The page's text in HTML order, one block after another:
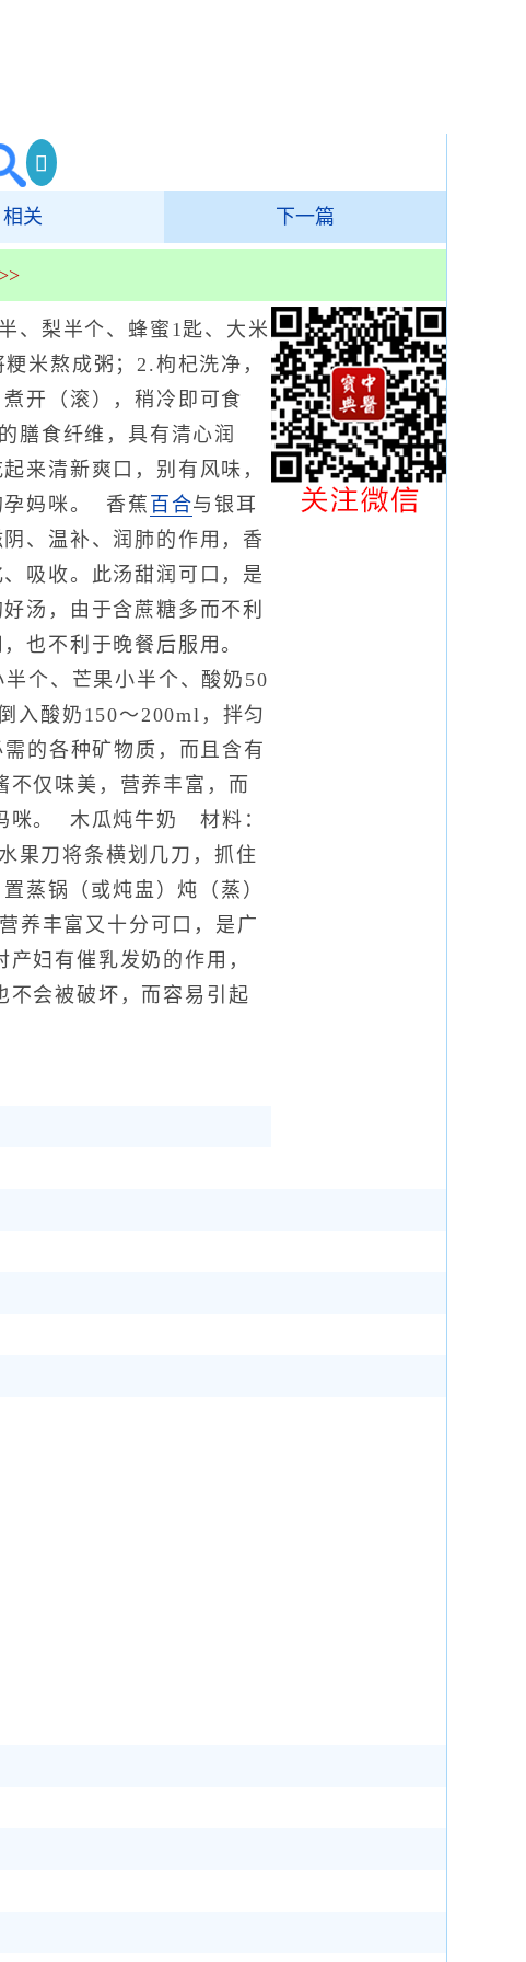
相关 下一篇
梨半个、蜂蜜1匙、大米
米熬成粥；2.枸杞洗净，
开（滚），稍冷即可食
膳食纤维，具有清心润
来清新爽口，别有风味，
孕妈咪。 香蕉 百合与银耳
、温补、润肺的作用，香
吸收。此汤甜润可口，是
汤，由于含蔗糖多而不利
也不利于晚餐后服用。
个、芒果小半个、酸奶50
入酸奶150～200ml，拌匀
的各种矿物质，而且含有
不仅味美，营养丰富，而
咪。 木瓜炖牛奶 材料：
果刀将条横划几刀，抓住
蒸锅（或炖盅）炖（蒸）
养丰富又十分可口，是广
妇有催乳发奶的作用，
不会被破坏，而容易引起